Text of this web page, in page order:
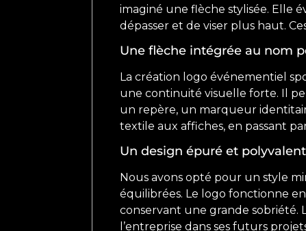
imaginé une flèche stylisée. Elle
dépasser et de viser plus haut.
Une flèche intégrée au nom
La création logo événementiel
une continuité visuelle forte. Il
un repère, un marqueur
textile aux affiches, en passant
Un design épuré et polyvalent
Nous avons opté pour un style
équilibrées. Le logo fonctionne
conservant une grande sobriété.
l’entreprise dans ses futurs